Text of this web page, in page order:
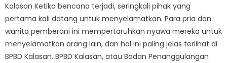
Kalasan Ketika bencana terjadi, seringkali pihak yang
pertama kali datang untuk menyelamatkan. Para pria dan
wanita pemberani ini mempertaruhkan nyawa mereka untuk
menyelamatkan orang lain, dan hal ini paling jelas terlihat di
BPBD Kalasan. BPBD Kalasan, atau Badan Penanggulangan